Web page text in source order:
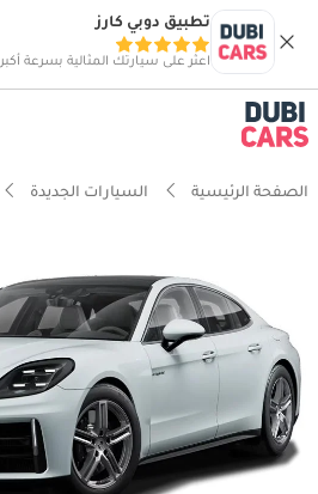
تطبيق دوبي كارز
اعثر على سيارتك المثالية بسرعة أكبر
الصفحة الرئيسية السيارات الجديدة